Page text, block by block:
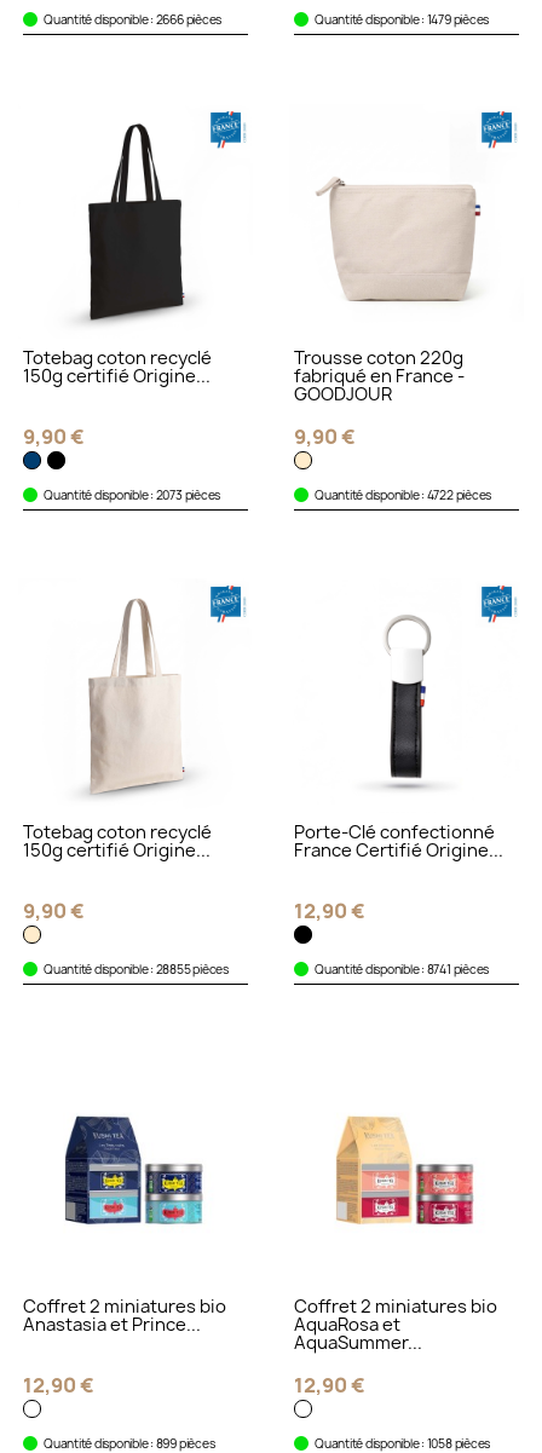
Quantité disponible : 2666 pièces Quantité disponible : 1479 pièces
Totebag coton recyclé
150g certifié Origine...
9,90 €
Quantité disponible : 2073 pièces
Trousse coton 220g
fabriqué en France -
GOODJOUR
9,90 €
Quantité disponible : 4722 pièces
Totebag coton recyclé
150g certifié Origine...
9,90 €
Quantité disponible : 28855 pièces
Porte-Clé confectionné
France Certifié Origine...
12,90 €
Quantité disponible : 8741 pièces
Coffret 2 miniatures bio
Anastasia et Prince...
12,90 €
Quantité disponible : 899 pièces
Coffret 2 miniatures bio
AquaRosa et
AquaSummer...
12,90 €
Quantité disponible : 1058 pièces